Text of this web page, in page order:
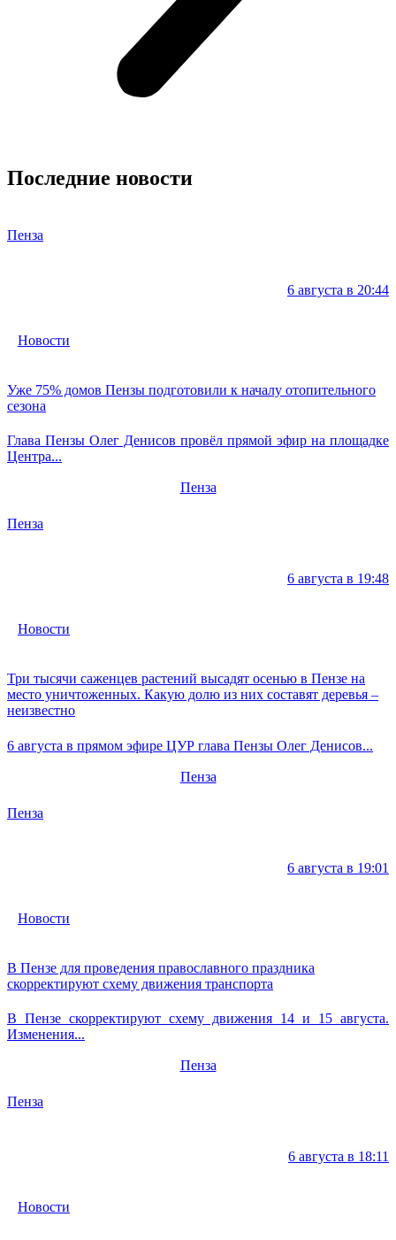
Последние новости
Пенза
6 августа в 20:44
Новости
Уже 75% домов Пензы подготовили к началу отопительного
сезона
Глава Пензы Олег Денисов провёл прямой эфир на площадке
Центра...
Пенза
Пенза
6 августа в 19:48
Новости
Три тысячи саженцев растений высадят осенью в Пензе на
место уничтоженных. Какую долю из них составят деревья –
неизвестно
6 августа в прямом эфире ЦУР глава Пензы Олег Денисов...
Пенза
Пенза
6 августа в 19:01
Новости
В Пензе для проведения православного праздника
скорректируют схему движения транспорта
В Пензе скорректируют схему движения 14 и 15 августа.
Изменения...
Пенза
Пенза
6 августа в 18:11
Новости